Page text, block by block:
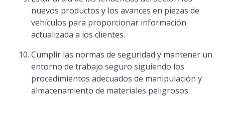
nuevos productos y los avances en piezas de
vehículos para proporcionar información
actualizada a los clientes.
Cumplir las normas de seguridad y mantener un
entorno de trabajo seguro siguiendo los
procedimientos adecuados de manipulación y
almacenamiento de materiales peligrosos.